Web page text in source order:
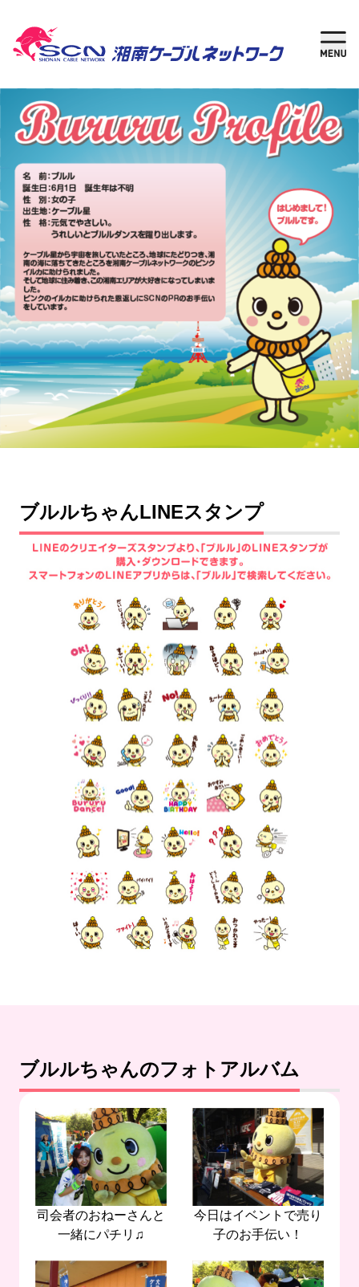
新規加入
ご検討中の方
ご利用中の方
さがす
ケーブルテレビ
湘南チャンネル
インターネット
固定電話
SCNガス
SCNでんき
SCNについて
Q&A
各種設定方法 オンライン手続き
ブルルちゃんLINEスタンプ
ブルルちゃんのフォトアルバム
司会者のおねーさんと
一緒にパチリ♫
今日はイベントで売り
子のお手伝い！